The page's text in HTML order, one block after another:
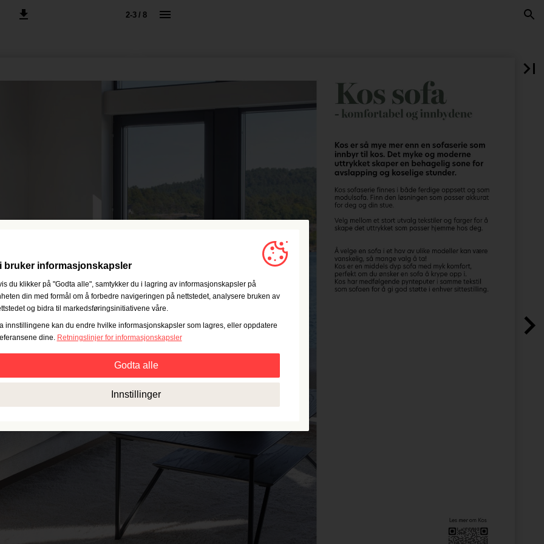
2-3 / 8
bruker informasjonskapsler
du klikker på "Godta alle", samtykker du i lagring av informasjonskapsler på
din med formål om å forbedre navigeringen på nettstedet, analysere bruken av
og bidra til markedsføringsinitiativene våre.
innstillingene kan du endre hvilke informasjonskapsler som lagres, eller oppdatere
dine. Retningslinjer for informasjonskapsler
Godta alle
Disse informasjonskapslene er essensielle for grunnleggende
funksjonalitet som navigering, tilgang til sikret innhold og å huske innholdet i
Disse informasjonskapslene lar oss telle antall besøk og trafikkilder samt
hvordan nettstedet brukes. Dette brukes til å øke ytelsen. All informasjon
sammenstilles og er derfor anonym.
Disse informasjonskapslene lar nettstedet tilby bedre funksjoner
og personlige alternativer. Eksempel: valg av skriftstørrelse osv.
Disse informasjonskapslene brukes for å vise annonser som er mer
relevante for deg og dine interesser. De lagrer ikke personlig informasjon, men er
basert på nettleserhistorikken din.
Innstillinger